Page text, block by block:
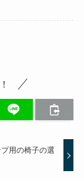
用の椅子の選